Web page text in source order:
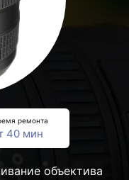
ремонта
40 мин
объектива